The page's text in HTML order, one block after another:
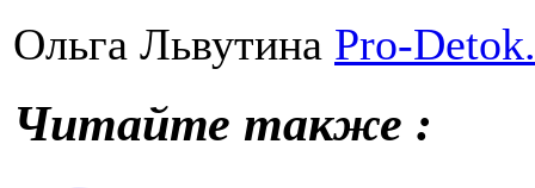
Ольга Львутина Pro-
Читайте также :